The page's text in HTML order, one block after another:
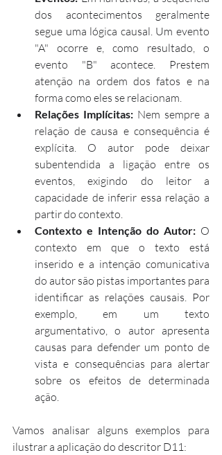
dos acontecimentos geralmente
segue uma lógica causal. Um evento
"A" ocorre e, como resultado, o
evento "B" acontece. Prestem
atenção na ordem dos fatos e na
forma como eles se relacionam.
Relações Implícitas: Nem sempre a
relação de causa e consequência é
explícita. O autor pode deixar
subentendida a ligação entre os
eventos, exigindo do leitor a
capacidade de inferir essa relação a
partir do contexto.
Contexto e Intenção do Autor: O
contexto em que o texto está
inserido e a intenção comunicativa
do autor são pistas importantes para
identificar as relações causais. Por
exemplo, em um texto
argumentativo, o autor apresenta
causas para defender um ponto de
vista e consequências para alertar
sobre os efeitos de determinada
ação.
Vamos analisar alguns exemplos para
ilustrar a aplicação do descritor D11: